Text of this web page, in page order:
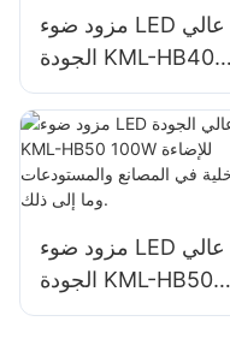
مزود ضوء LED عالي
الجودة KML-HB40
100W للإضاءة الداخلية
في المصانع
والمستودعات وما إلى
ذلك.
مزود ضوء LED عالي
الجودة KML-HB50
100W للإضاءة الداخلية